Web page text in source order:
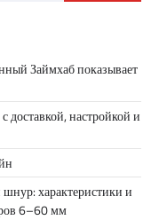
Займхаб показывает
доставкой, настройкой и
характеристики и
6–60 мм